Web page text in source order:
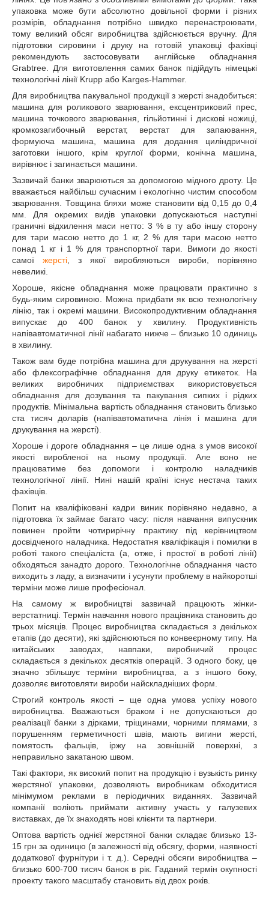
упаковка може бути абсолютно довільної форми і різних
розмірів, обладнання потрібно швидко перенастроювати,
тому великий обсяг виробництва здійснюється вручну. Для
підготовки сировини і друку на готовій упаковці фахівці
рекомендують застосовувати англійське обладнання
Grabtree. Для виготовлення самих банок підійдуть німецькі
технологічні лінії Krupp або Karges-Hammer.
Для виробництва пакувальної продукції з жерсті знадобиться:
машина для роликового зварювання, ексцентриковий прес,
машина точкового зварювання, гільйотинні і дискові ножиці,
кромкозагибочный верстат, верстат для запаювання,
формуюча машина, машина для додання циліндричної
заготовки іншого, крім круглої форми, конічна машина,
вирівнює і загинається машини.
Зазвичай банки зварюються за допомогою мідного дроту. Це
вважається найбільш сучасним і екологічно чистим способом
зварювання. Товщина бляхи може становити від 0,15 до 0,4
мм. Для окремих видів упаковки допускаються наступні
граничні відхилення маси нетто: 3 % в ту або іншу сторону
для тари масою нетто до 1 кг, 2 % для тари масою нетто
понад 1 кг і 1 % для транспортної тари. Вимоги до якості
самої жерсті , з якої виробляються вироби, порівняно
невеликі.
Хороше, якісне обладнання може працювати практично з
будь-яким сировиною. Можна придбати як всю технологічну
лінію, так і окремі машини. Високопродуктивним обладнання
випускає до 400 банок у хвилину. Продуктивність
напівавтоматичної лінії набагато нижче – близько 10 одиниць
в хвилину.
Також вам буде потрібна машина для друкування на жерсті
або флексографічне обладнання для друку етикеток. На
великих виробничих підприємствах використовується
обладнання для дозування та пакування сипких і рідких
продуктів. Мінімальна вартість обладнання становить близько
ста тисяч доларів (напівавтоматична лінія і машина для
друкування на жерсті).
Хороше і дороге обладнання – це лише одна з умов високої
якості виробленої на ньому продукції. Але воно не
працюватиме без допомоги і контролю наладчиків
технологічної лінії. Нині нашій країні існує нестача таких
фахівців.
Попит на кваліфіковані кадри виник порівняно недавно, а
підготовка їх займає багато часу: після навчання випускник
повинен пройти чотирирічну практику під керівництвом
досвідченого наладчика. Недостатня кваліфікація і помилки в
роботі такого спеціаліста (а, отже, і простої в роботі лінії)
обходяться занадто дорого. Технологічне обладнання часто
виходить з ладу, а визначити і усунути проблему в найкоротші
терміни може лише професіонал.
На самому ж виробництві зазвичай працюють жінки-
верстатниці. Термін навчання нового працівника становить до
трьох місяців. Процес виробництва складається з декількох
етапів (до десяти), які здійснюються по конвеєрному типу. На
китайських заводах, навпаки, виробничий процес
складається з декількох десятків операцій. З одного боку, це
значно збільшує терміни виробництва, а з іншого боку,
дозволяє виготовляти вироби найскладніших форм.
Строгий контроль якості – ще одна умова успіху нового
виробництва. Вважаються браком і не допускаються до
реалізації банки з дірками, тріщинами, чорними плямами, з
порушенням герметичності швів, мають вигини жерсті,
помятость фальців, іржу на зовнішній поверхні, з
неправильно закатаною швом.
Такі фактори, як високий попит на продукцію і вузькість ринку
жерстяної упаковки, дозволяють виробникам обходитися
мінімумом реклами в періодичних виданнях. Зазвичай
компанії воліють приймати активну участь у галузевих
виставках, де їх знаходять нові клієнти та партнери.
Оптова вартість однієї жерстяної банки складає близько 13-
15 грн за одиницю (в залежності від обсягу, форми, наявності
додаткової фурнітури і т. д.). Середні обсяги виробництва –
близько 600-700 тисяч банок в рік. Гаданий термін окупності
проекту такого масштабу становить від двох років.